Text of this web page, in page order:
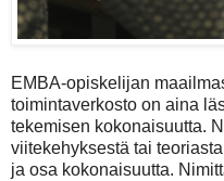
EMBA-opiskelijan
toimintaverkosto on aina
tekemisen kokonaisuutta.
viitekehyksestä tai
ja osa kokonaisuutta.